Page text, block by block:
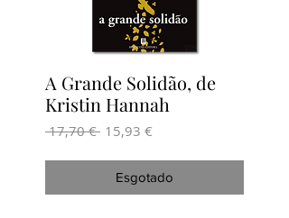
A Grande Solidão, de
Kristin Hannah
17,70 € Preço
15,93 €
Esgotado